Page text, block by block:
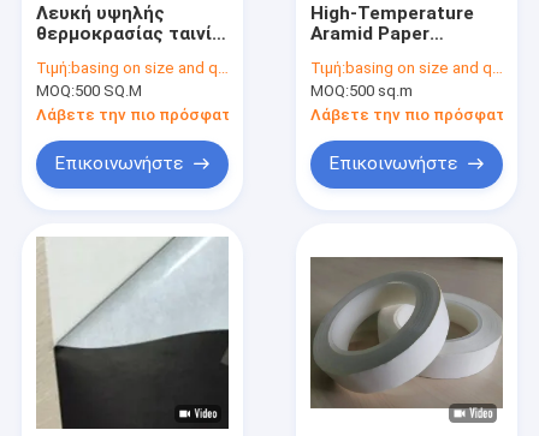
Λευκή υψηλής
θερμοκρασίας ταινία
χαρτί αραμίδης
Συνολικό πάχος
0,105 mm Για
απαιτήσεις
ηλεκτρικής μόνωσης
Τιμή:basing on size and quantity
MOQ:500 SQ.M
Λάβετε την πιο πρόσφατη τιμή
Επικοινωνήστε
High-Temperature
Aramid Paper
0.105mm Thickness
and 155℃
Temperature Range
for Electrical
Insulation
Τιμή:basing on size and quantity
MOQ:500 sq.m
Λάβετε την πιο πρόσφατη
Επικοινωνήστε